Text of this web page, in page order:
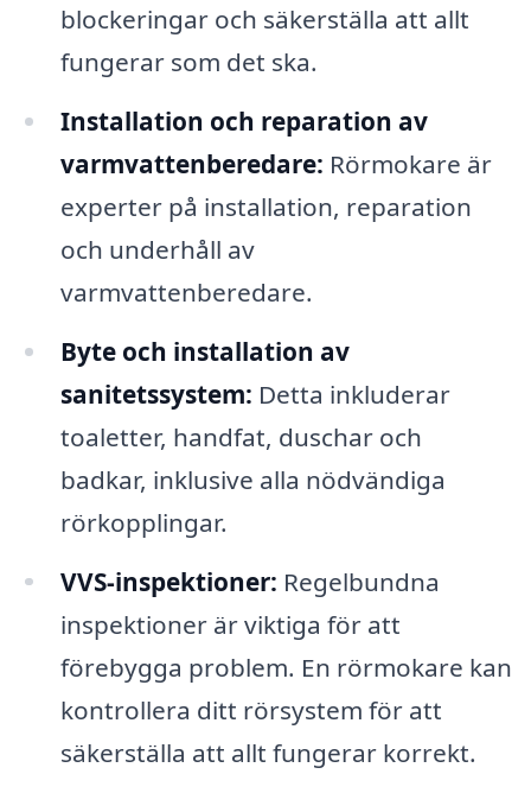
blockeringar och säkerställa att allt
fungerar som det ska.
Installation och reparation av
varmvattenberedare: Rörmokare är
experter på installation, reparation
och underhåll av
varmvattenberedare.
Byte och installation av
sanitetssystem: Detta inkluderar
toaletter, handfat, duschar och
badkar, inklusive alla nödvändiga
rörkopplingar.
VVS-inspektioner: Regelbundna
inspektioner är viktiga för att
förebygga problem. En rörmokare kan
kontrollera ditt rörsystem för att
säkerställa att allt fungerar korrekt.